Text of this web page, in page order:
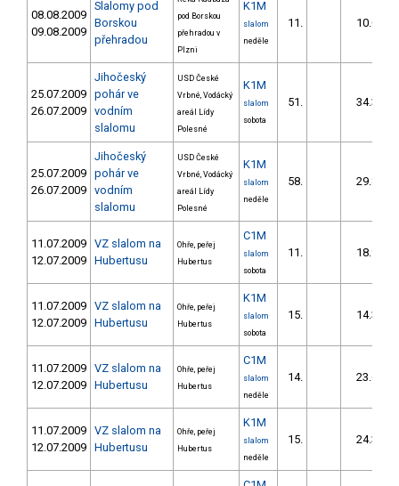
08.08.2009
09.08.2009
Slalomy pod
Borskou
přehradou
pod Borskou
přehradou v
Plzni
K1M
slalom
neděle
11. 10.08
25.07.2009
26.07.2009
Jihočeský
pohár ve
vodním
slalomu
USD České
Vrbné, Vodácký
areál Lídy
Polesné
K1M
slalom
sobota
51. 34.39
25.07.2009
26.07.2009
Jihočeský
pohár ve
vodním
slalomu
USD České
Vrbné, Vodácký
areál Lídy
Polesné
K1M
slalom
neděle
58. 29.87
11.07.2009
12.07.2009
VZ slalom na
Hubertusu
Ohře, peřej
Hubertus
C1M
slalom
sobota
11. 18.90
11.07.2009
12.07.2009
VZ slalom na
Hubertusu
Ohře, peřej
Hubertus
K1M
slalom
sobota
15. 14.30
11.07.2009
12.07.2009
VZ slalom na
Hubertusu
Ohře, peřej
Hubertus
C1M
slalom
neděle
14. 23.60
11.07.2009
12.07.2009
VZ slalom na
Hubertusu
Ohře, peřej
Hubertus
K1M
slalom
neděle
15. 24.30